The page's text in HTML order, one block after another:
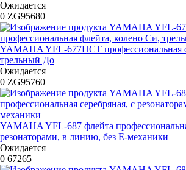
Ожидается
0 ZG95680
YAMAHA YFL-677HCT профессиональная
трельный До
Ожидается
0 ZG95760
YAMAHA YFL-687 флейта
резонаторами, в линию, без Е-механики
Ожидается
0 67265